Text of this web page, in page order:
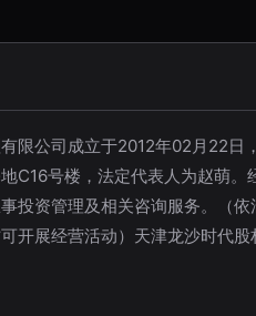
限公司成立于2012年02月22日
C16号楼，法定代表人为赵萌。
投资管理及相关咨询服务。（依
开展经营活动）天津龙沙时代